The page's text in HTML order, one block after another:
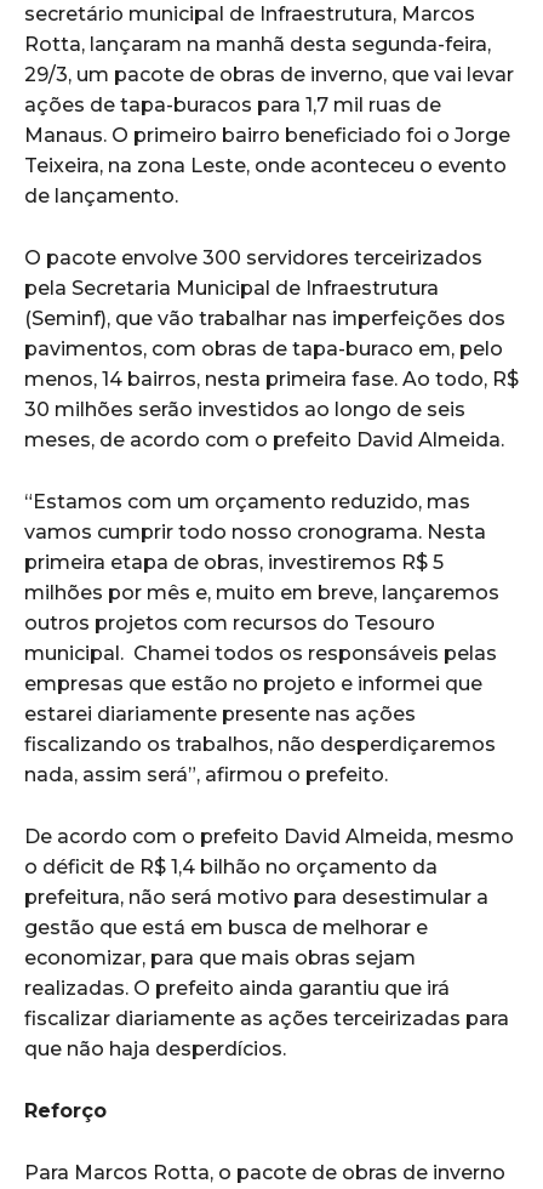
secretário municipal de Infraestrutura, Marcos
Rotta, lançaram na manhã desta segunda-feira,
29/3, um pacote de obras de inverno, que vai levar
ações de tapa-buracos para 1,7 mil ruas de
Manaus. O primeiro bairro beneficiado foi o Jorge
Teixeira, na zona Leste, onde aconteceu o evento
de lançamento.
O pacote envolve 300 servidores terceirizados
pela Secretaria Municipal de Infraestrutura
(Seminf), que vão trabalhar nas imperfeições dos
pavimentos, com obras de tapa-buraco em, pelo
menos, 14 bairros, nesta primeira fase. Ao todo, R$
30 milhões serão investidos ao longo de seis
meses, de acordo com o prefeito David Almeida.
“Estamos com um orçamento reduzido, mas
vamos cumprir todo nosso cronograma. Nesta
primeira etapa de obras, investiremos R$ 5
milhões por mês e, muito em breve, lançaremos
outros projetos com recursos do Tesouro
municipal. Chamei todos os responsáveis pelas
empresas que estão no projeto e informei que
estarei diariamente presente nas ações
fiscalizando os trabalhos, não desperdiçaremos
nada, assim será”, afirmou o prefeito.
De acordo com o prefeito David Almeida, mesmo
o déficit de R$ 1,4 bilhão no orçamento da
prefeitura, não será motivo para desestimular a
gestão que está em busca de melhorar e
economizar, para que mais obras sejam
realizadas. O prefeito ainda garantiu que irá
fiscalizar diariamente as ações terceirizadas para
que não haja desperdícios.
Reforço
Para Marcos Rotta, o pacote de obras de inverno